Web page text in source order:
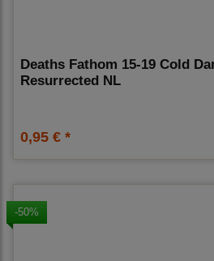
Deaths Fathom 15-19 Cold
Resurrected NL
0,95 € *
-50%